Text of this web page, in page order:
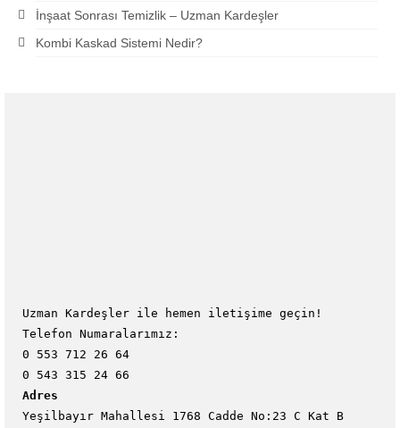
İnşaat Sonrası Temizlik – Uzman Kardeşler
Kombi Kaskad Sistemi Nedir?
Uzman Kardeşler ile hemen iletişime geçin!
Telefon Numaralarımız:
0 553 712 26 64
0 543 315 24 66
Adres
Yeşilbayır Mahallesi 1768 Cadde No:23 C Kat B